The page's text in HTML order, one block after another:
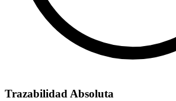
Trazabilidad Absoluta